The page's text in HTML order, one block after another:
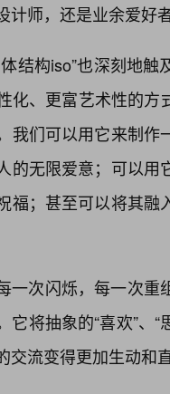
计师，还是业余爱好
结构iso”也深刻地
化、更富艺术性的方
我们可以用它来制
的无限爱意；可以
福；甚至可以将其
一次闪烁，每一次重
它将抽象的“喜欢”、
交流变得更加生动和